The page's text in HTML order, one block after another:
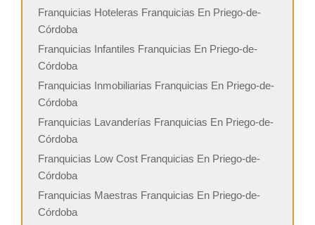
Franquicias Hoteleras Franquicias En Priego-de-
Córdoba
Franquicias Infantiles Franquicias En Priego-de-
Córdoba
Franquicias Inmobiliarias Franquicias En Priego-de-
Córdoba
Franquicias Lavanderías Franquicias En Priego-de-
Córdoba
Franquicias Low Cost Franquicias En Priego-de-
Córdoba
Franquicias Maestras Franquicias En Priego-de-
Córdoba